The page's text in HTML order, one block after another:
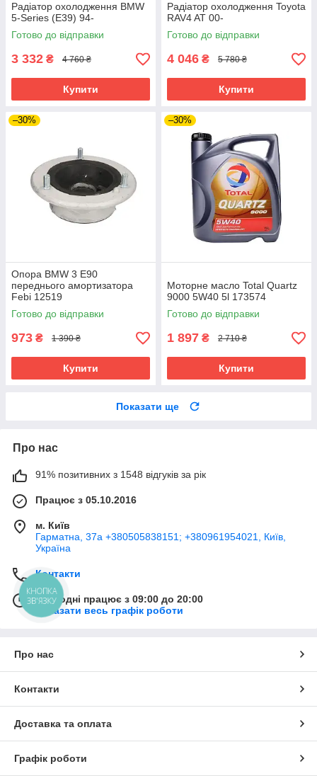
Радіатор охолодження BMW
5-Series (E39) 94-
Готово до відправки
3 332 ₴ 4 760 ₴
Купити
Радіатор охолодження Toyota
RAV4 AT 00-
Готово до відправки
4 046 ₴ 5 780 ₴
Купити
–30%
Опора BMW 3 E90
переднього амортизатора
Febi 12519
Готово до відправки
973 ₴ 1 390 ₴
Купити
–30%
Моторне масло Total Quartz
9000 5W40 5l 173574
Готово до відправки
1 897 ₴ 2 710 ₴
Купити
Показати ще
Про нас
91% позитивних з 1548 відгуків за рік
Працює з 05.10.2016
м. Київ
Гарматна, 37а +380505838151; +380961954021, Київ,
Україна
Контакти
Сьогодні працює з 09:00 до 20:00
Показати весь графік роботи
Про нас
Контакти
Доставка та оплата
Графік роботи
КНОПКА
ЗВ'ЯЗКУ